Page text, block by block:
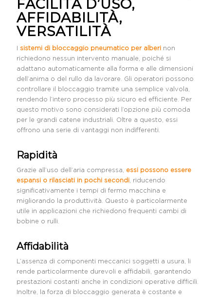
FACILITÀ D’USO,
AFFIDABILITÀ,
VERSATILITÀ
sistemi di bloccaggio pneumatico per alberinon
richiedono nessun intervento manuale, poiché si
adattano automaticamente alla forma e alle dimensioni
dell’anima o del rullo da lavorare. Gli operatori possono
controllare il bloccaggio tramite una semplice valvola,
rendendo l’intero processo più sicuro ed efficiente. Per
questo motivo sono considerati l’opzione più comoda
per le grandi catene industriali. Oltre a questo, essi
offrono una serie di vantaggi non indifferenti.
Rapidità
Grazie all’uso dell’aria compressa, essi possono essere
espansi o rilasciati in pochi secondi, riducendo
significativamente i tempi di fermo macchina e
migliorando la produttività. Questo è particolarmente
utile in applicazioni che richiedono frequenti cambi di
bobine o rulli.
Affidabilità
L’assenza di componenti meccanici soggetti a usura, li
rende particolarmente durevoli e affidabili, garantendo
prestazioni costanti anche in condizioni operative difficili.
Inoltre, la forza di bloccaggio generata è costante e